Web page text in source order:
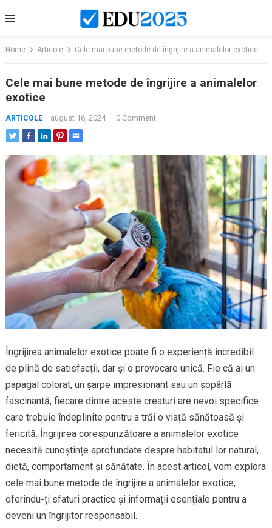
to
Home Articole Cele mai bune metode de îngrijire a animalelor exotice
Cele mai bune metode de îngrijire a animalelor
exotice
ARTICOLE august 16, 2024 · 0 Comment
Îngrijirea animalelor exotice poate fi o experiență incredibil
de plină de satisfacții, dar și o provocare unică. Fie că ai un
papagal colorat, un șarpe impresionant sau un șopârlă
fascinantă, fiecare dintre aceste creaturi are nevoi specifice
care trebuie îndeplinite pentru a trăi o viață sănătoasă și
fericită. Îngrijirea corespunzătoare a animalelor exotice
necesită cunoștințe aprofundate despre habitatul lor natural,
dietă, comportament și sănătate. În acest articol, vom explora
cele mai bune metode de îngrijire a animalelor exotice,
oferindu-ți sfaturi practice și informații esențiale pentru a
deveni un îngrijitor responsabil.